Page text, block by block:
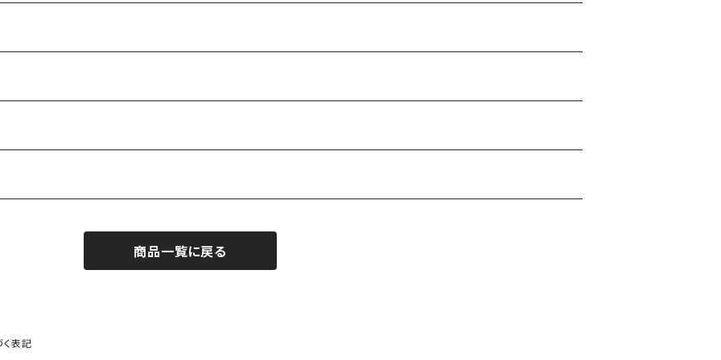
商品一覧に戻る
表記